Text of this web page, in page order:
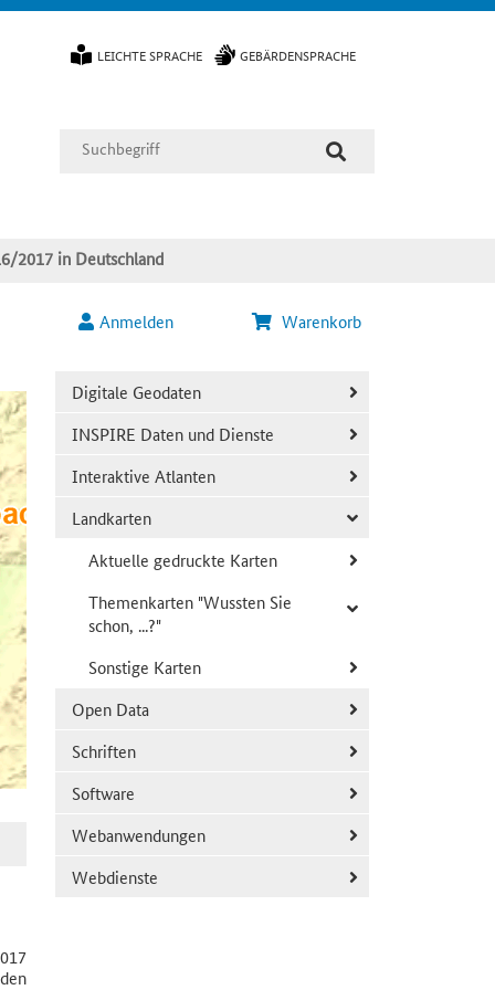
LEICHTE SPRACHE GEBÄRDENSPRACHE
2017 in Deutschland
Anmelden Warenkorb
Digitale Geodaten
INSPIRE Daten und Dienste
Interaktive Atlanten
Landkarten
Aktuelle gedruckte Karten
Themenkarten "Wussten Sie
schon, ...?"
Sonstige Karten
Open Data
Schriften
Software
Webanwendungen
Webdienste